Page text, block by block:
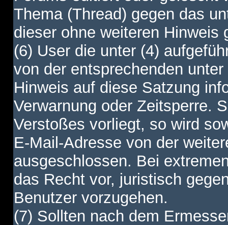
Thema (Thread) gegen das
dieser ohne weiteren Hinweis
(6) User die unter (4)
von der entsprechenden
Hinweis auf diese Satzung
Verwarnung oder Zeitsperre.
Verstoßes vorliegt, so wird
E-Mail-Adresse von der
ausgeschlossen. Bei
das Recht vor, juristisch
Benutzer vorzugehen.
(7) Sollten nach dem